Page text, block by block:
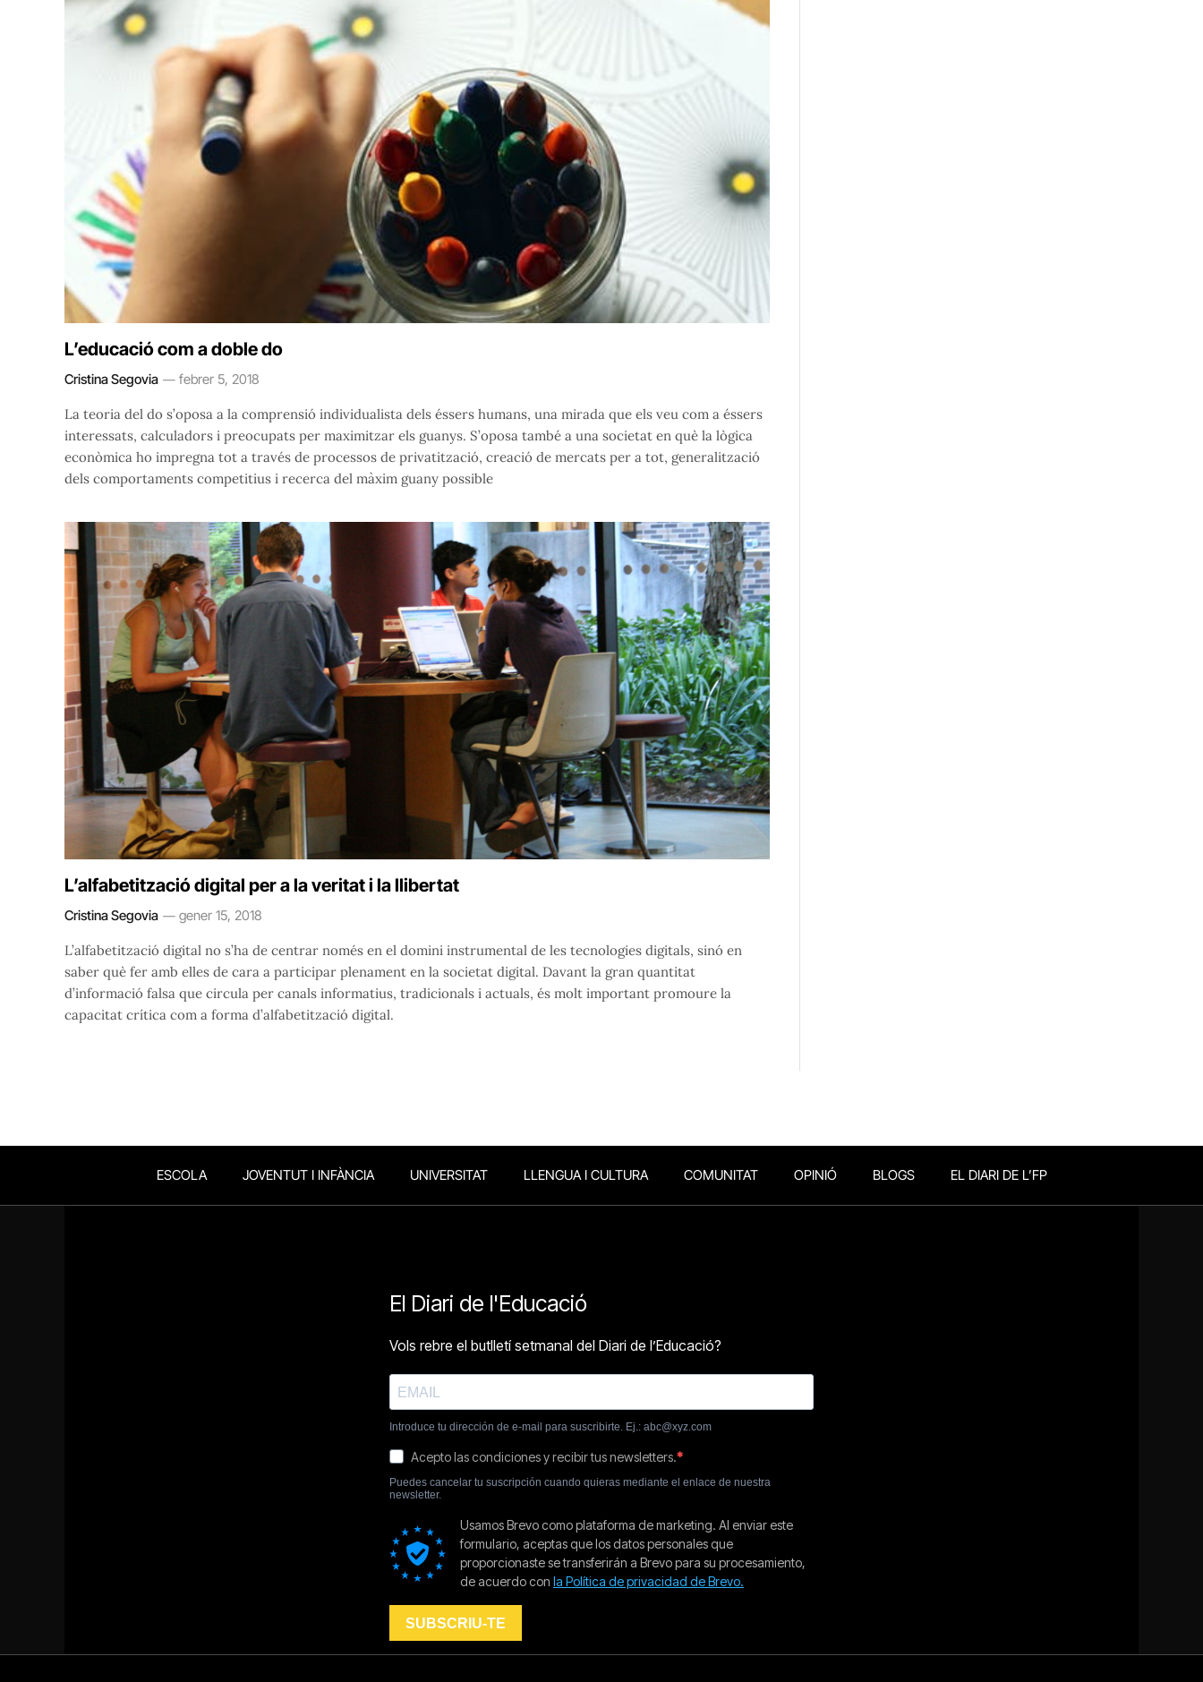
L’educació com a doble do
Cristina Segovia febrer 5, 2018
La teoria del do s’oposa a la comprensió individualista dels éssers humans, una mirada que els veu com a éssers
interessats, calculadors i preocupats per maximitzar els guanys. S’oposa també a una societat en què la lògica
econòmica ho impregna tot a través de processos de privatització, creació de mercats per a tot, generalització
dels comportaments competitius i recerca del màxim guany possible
L’alfabetització digital per a la veritat i la llibertat
Cristina Segovia gener 15, 2018
L’alfabetització digital no s’ha de centrar només en el domini instrumental de les tecnologies digitals, sinó en
saber què fer amb elles de cara a participar plenament en la societat digital. Davant la gran quantitat
d’informació falsa que circula per canals informatius, tradicionals i actuals, és molt important promoure la
capacitat crítica com a forma d’alfabetització digital.
ESCOLA JOVENTUT I INFÀNCIA UNIVERSITAT LLENGUA I CULTURA COMUNITAT OPINIÓ BLOGS EL DIARI DE L’FP